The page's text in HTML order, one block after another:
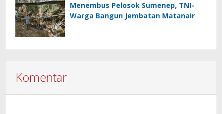
Menembus Pelosok Sumenep, TNI-
Warga Bangun Jembatan Matanair
Komentar